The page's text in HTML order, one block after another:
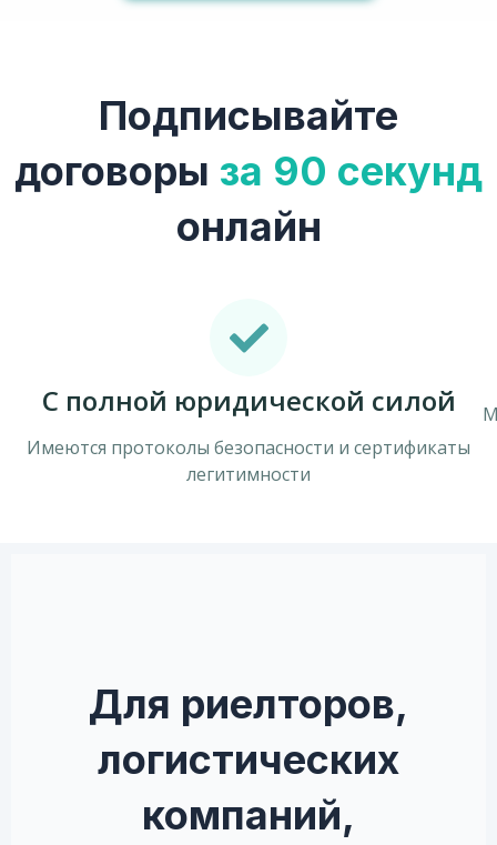
Подписывайте
договоры за 90 секунд
онлайн
C полной юридической силой
Имеются протоколы безопасности и сертификаты
легитимности
Для риелторов,
логистических
компаний,